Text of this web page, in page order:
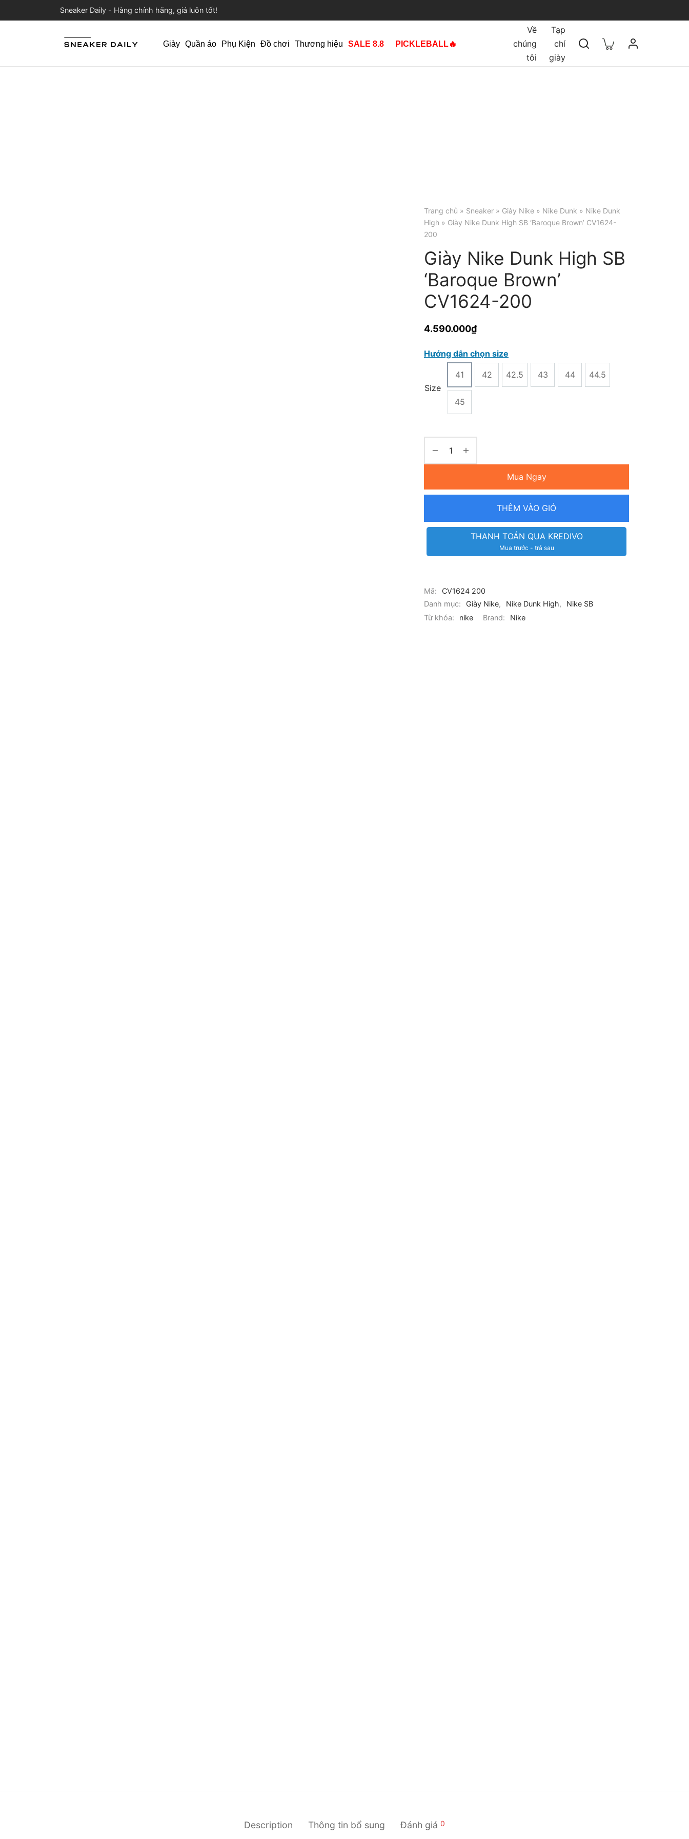
Sneaker Daily - Hàng chính hãng, giá luôn tốt!
Giày Quần áo Phụ Kiện Đồ chơi Thương hiệu SALE 8.8 PICKLEBALL🔥
Về
chúng
tôi
Tạp
chí
giày
Trang chủ » Sneaker » Giày Nike » Nike Dunk » Nike Dunk
High » Giày Nike Dunk High SB ‘Baroque Brown’ CV1624-
200
Giày Nike Dunk High SB
‘Baroque Brown’
CV1624-200
4.590.000₫
Hướng dẫn chọn size
Size
41 42 42.5 43 44 44.5
45
Mua Ngay
THÊM VÀO GIỎ
THANH TOÁN QUA KREDIVO
Mua trước - trả sau
Mã:
CV1624 200
Danh mục:
Giày Nike, Nike Dunk High,
Nike SB
Từ khóa:
nike Brand: Nike
Description Thông tin bổ sung Đánh giá 0